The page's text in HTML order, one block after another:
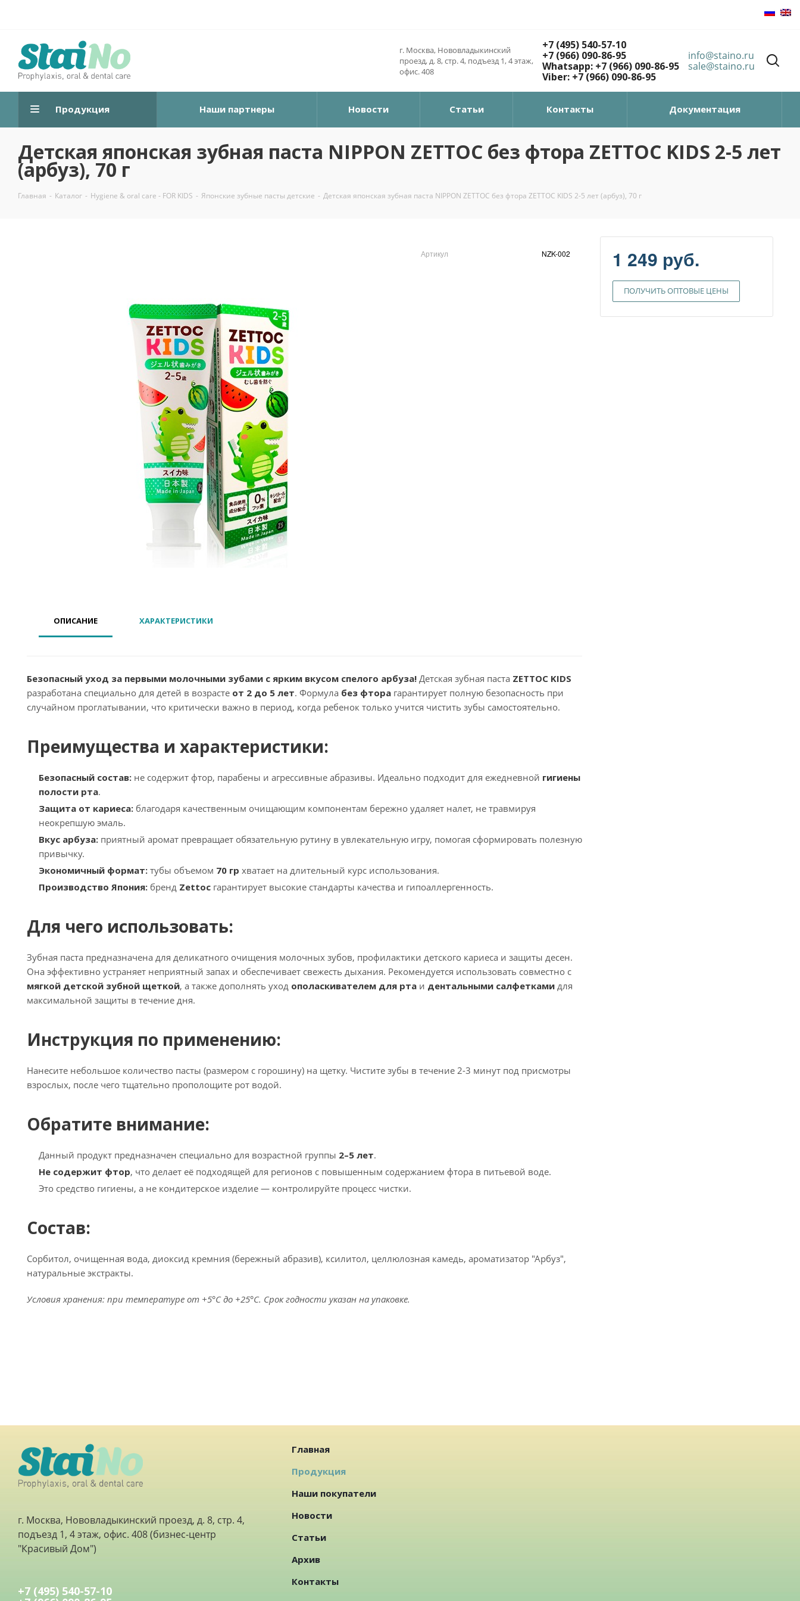
г. Москва, Нововладыкинский
проезд, д. 8, стр. 4, подъезд 1, 4 этаж,
офис. 408
+7 (495) 540-57-10
+7 (966) 090-86-95
Whatsapp: +7 (966) 090-86-95
Viber: +7 (966) 090-86-95
info@staino.ru
sale@staino.ru
Продукция Наши партнеры Новости Статьи Контакты Документация
Детская японская зубная паста NIPPON ZETTOC без фтора ZETTOC KIDS 2-5 лет
(арбуз), 70 г
Главная - Каталог - Hygiene & oral care - FOR KIDS - Японские зубные пасты детские - Детская японская зубная паста NIPPON ZETTOC без фтора ZETTOC KIDS 2-5 лет (арбуз), 70 г
Артикул NZK-002 1 249 руб.
ПОЛУЧИТЬ ОПТОВЫЕ ЦЕНЫ
ОПИСАНИЕ ХАРАКТЕРИСТИКИ
Безопасный уход за первыми молочными зубами с ярким вкусом спелого арбуза! Детская зубная паста ZETTOC KIDS
разработана специально для детей в возрасте от 2 до 5 лет. Формула без фтора гарантирует полную безопасность при
случайном проглатывании, что критически важно в период, когда ребенок только учится чистить зубы самостоятельно.
Преимущества и характеристики:
Безопасный состав: не содержит фтор, парабены и агрессивные абразивы. Идеально подходит для ежедневной гигиены
полости рта.
Защита от кариеса: благодаря качественным очищающим компонентам бережно удаляет налет, не травмируя
неокрепшую эмаль.
Вкус арбуза: приятный аромат превращает обязательную рутину в увлекательную игру, помогая сформировать полезную
привычку.
Экономичный формат: тубы объемом 70 гр хватает на длительный курс использования.
Производство Япония: бренд Zettoc гарантирует высокие стандарты качества и гипоаллергенность.
Для чего использовать:
Зубная паста предназначена для деликатного очищения молочных зубов, профилактики детского кариеса и защиты десен.
Она эффективно устраняет неприятный запах и обеспечивает свежесть дыхания. Рекомендуется использовать совместно с
мягкой детской зубной щеткой, а также дополнять уход ополаскивателем для рта и дентальными салфетками для
максимальной защиты в течение дня.
Инструкция по применению:
Нанесите небольшое количество пасты (размером с горошину) на щетку. Чистите зубы в течение 2-3 минут под присмотры
взрослых, после чего тщательно прополощите рот водой.
Обратите внимание:
Данный продукт предназначен специально для возрастной группы 2–5 лет.
Не содержит фтор, что делает её подходящей для регионов с повышенным содержанием фтора в питьевой воде.
Это средство гигиены, а не кондитерское изделие — контролируйте процесс чистки.
Состав:
Сорбитол, очищенная вода, диоксид кремния (бережный абразив), ксилитол, целлюлозная камедь, ароматизатор "Арбуз",
натуральные экстракты.
Условия хранения: при температуре от +5°C до +25°C. Срок годности указан на упаковке.
г. Москва, Нововладыкинский проезд, д. 8, стр. 4,
подъезд 1, 4 этаж, офис. 408 (бизнес-центр
"Красивый Дом")
+7 (495) 540-57-10
Главная
Продукция
Наши покупатели
Новости
Статьи
Архив
Контакты